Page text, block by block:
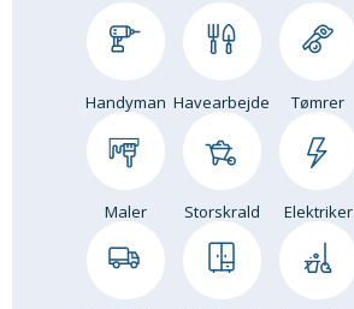
Handyman Havearbejde Tømrer
Maler Storskrald Elektriker